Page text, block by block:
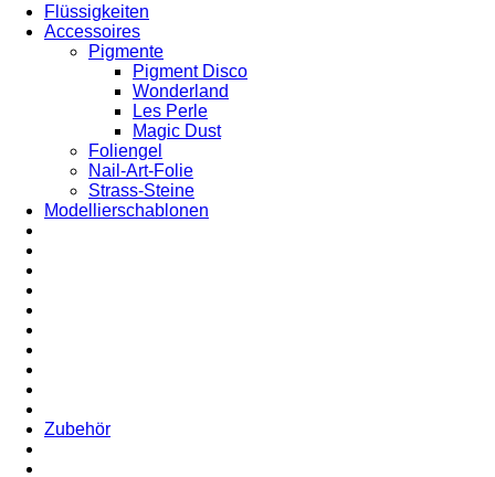
Flüssigkeiten
Accessoires
Pigmente
Pigment Disco
Wonderland
Les Perle
Magic Dust
Foliengel
Nail-Art-Folie
Strass-Steine
Modellierschablonen
Zubehör